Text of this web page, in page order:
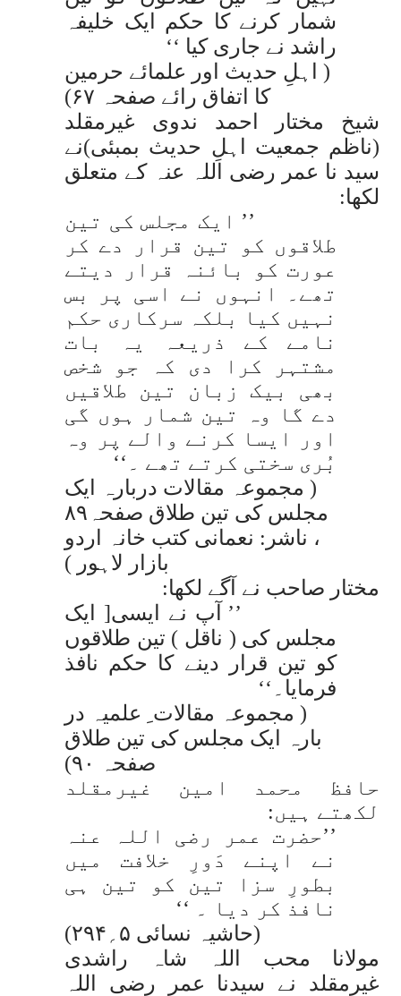
شمار کرنے کا حکم ایک خلیفہ
راشد نے جاری کیا ‘‘
( اہلِ حدیث اور علمائے حرمین
کا اتفاق رائے صفحہ ۶۷)
شیخ مختار احمد ندوی غیرمقلد
(ناظم جمعیت اہلِ حدیث بمبئی)نے
سید نا عمر رضی اللہ عنہ کے متعلق
لکھا:
’’ ایک مجلس کی تین
طلاقوں کو تین قرار دے کر
عورت کو بائنہ قرار دیتے
تھے۔ انہوں نے اسی پر بس
نہیں کیا بلکہ سرکاری حکم
نامے کے ذریعہ یہ بات
مشتہر کرا دی کہ جو شخص
بھی بیک زبان تین طلاقیں
دے گا وہ تین شمار ہوں گی
اور ایسا کرنے والے پر وہ
بُری سختی کرتے تھے ۔‘‘
( مجموعہ مقالات دربارہ ایک
مجلس کی تین طلاق صفحہ۸۹
، ناشر: نعمانی کتب خانہ اردو
بازار لاہور )
مختار صاحب نے آگے لکھا:
’’ آپ نے ایسی[ ایک
مجلس کی ( ناقل ) تین طلاقوں
کو تین قرار دینے کا حکم نافذ
فرمایا۔‘‘
( مجموعہ مقالات ِ علمیہ در
بارہ ایک مجلس کی تین طلاق
صفحہ ۹۰)
حافظ محمد امین غیرمقلد
لکھتے ہیں:
’’حضرت عمر رضی اللہ عنہ
نے اپنے دَورِ خلافت میں
بطورِ سزا تین کو تین ہی
نافذ کر دیا ۔ ‘‘
(حاشیہ نسائی ۵؍۲۹۴)
مولانا محب اللہ شاہ راشدی
غیرمقلد نے سیدنا عمر رضی اللہ